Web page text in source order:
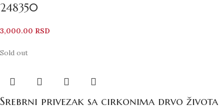
248350
3,000.00 RSD
Sold out
Srebrni privezak sa cirkonima drvo života